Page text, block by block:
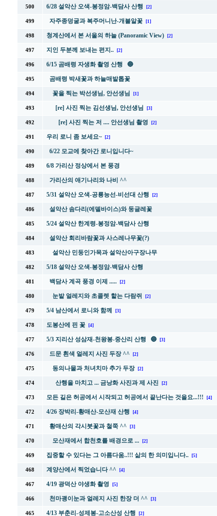
500 6/28 설악산 오색-봉정암-백담사 산행 [2]
499 자주종덩굴과 복주머니난-개불알꽃 [1]
498 청계산에서 본 서울의 하늘 (Panoramic View) [2]
497 지인 두분께 보내는 편지.. [2]
496 6/15 곰배령 자생화 촬영 산행 🔵
495 곰배령 박새꽃과 하늘매발톱꽃
494 꽃을 찍는 박선생님, 안선생님 [1]
493 [re] 사진 찍는 김선생님, 안선생님 [3]
492 [re] 사진 찍는 저 .... 안선생님 촬영 [2]
491 우리 로니 좀 보세요~ [2]
490 6/22 모교에 찾아간 로니입니다~
489 6/8 가리산 정상에서 본 풍경
488 가리산의 애기나리와 나비 ^^
487 5/31 설악산 오색-공룡능선-비선대 산행 [2]
486 설악산 솜다리(에델바이스)와 둥글레꽃
485 5/24 설악산 한계령-봉정암-백담사 산행
484 설악산 회리바람꽃과 사스레나무꽃(?)
483 설악산 민둥인가목과 설악산아구장나무
482 5/18 설악산 오색-봉정암-백담사 산행
481 백담사 계곡 풍경 이제 ..... [2]
480 눈밭 얼레지와 초콜렛 핱는 다람쥐 [2]
479 5/4 남산에서 로니와 함께 [3]
478 도봉산에 핀 꽃 [4]
477 5/3 지리산 성삼재-천왕봉-중산리 산행 🔵 [3]
476 드문 흰색 얼레지 사진 두장 ^^ [2]
475 동의나물과 처녀치마 추가 두장 [2]
474 산행을 마치고 ... 금낭화 사진과 제 사진 [2]
473 모든 길은 허공에서 시작되고 허공에서 끝난다는 것을요...!!! [4]
472 4/26 장박리-황매산-모산재 산행 [4]
471 황매산의 각시붓꽃과 철쭉 ^^ [3]
470 모산재에서 합천호를 배경으로 ... [2]
469 집중할 수 있다는 그 아름다움..!!! 삶의 한 의미입니다.. [5]
468 계양산에서 찍었습니다 ^^ [4]
467 4/19 광덕산 야생화 촬영 [5]
466 천마괭이눈과 얼레지 사진 한장 더 ^^ [3]
465 4/13 부춘리-성제봉-고소산성 산행 [2]